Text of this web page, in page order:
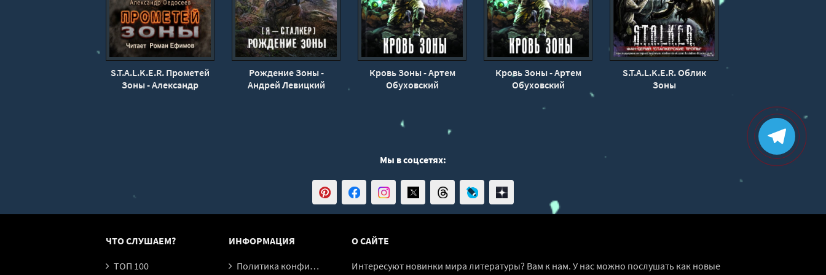
S.T.A.L.K.E.R. Прометей
Зоны - Александр
Рождение Зоны -
Андрей Левицкий
Кровь Зоны - Артем
Обуховский
Кровь Зоны - Артем
Обуховский
S.T.A.L.K.E.R. Облик
Зоны
Мы в соцсетях:
ЧТО СЛУШАЕМ?
ТОП 100
ИНФОРМАЦИЯ
Политика конфиденциальности
О САЙТЕ
Интересуют новинки мира литературы? Вам к нам. У нас можно послушать как новые